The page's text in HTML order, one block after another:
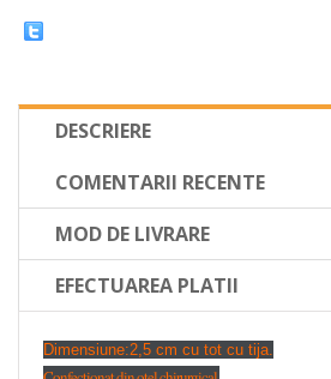
DESCRIERE
COMENTARII RECENTE
MOD DE LIVRARE
EFECTUAREA PLATII
Dimensiune:2,5 cm cu tot cu tija.